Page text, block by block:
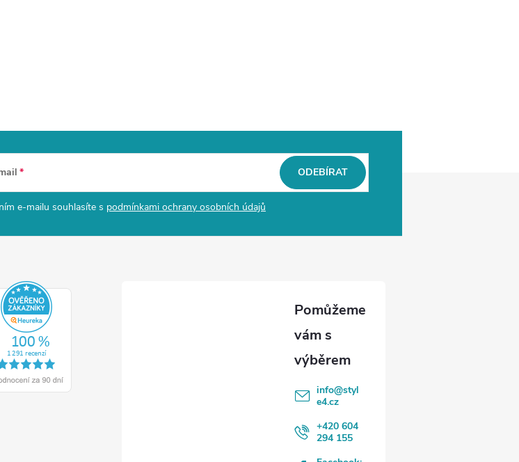
e-mailu souhlasíte s podmínkami ochrany osobních údajů
ODEBÍRAT
info@styl
e4.cz
+420 604
294 155